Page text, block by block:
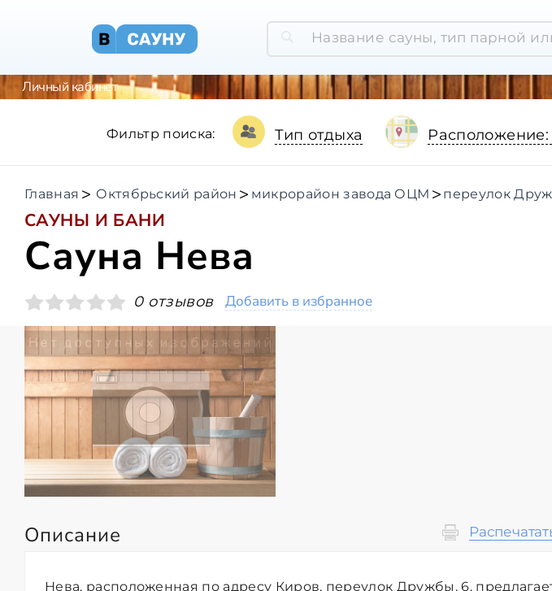
Личный кабинет
Фильтр поиска: Тип отдыха
Главная Октябрьский район микрорайон завода ОЦМ переулок
САУНЫ И БАНИ
Сауна Нева
0 отзывов Добавить в избранное
Описание
Нева, расположенная по адресу Киров, переулок Дружбы, 6,